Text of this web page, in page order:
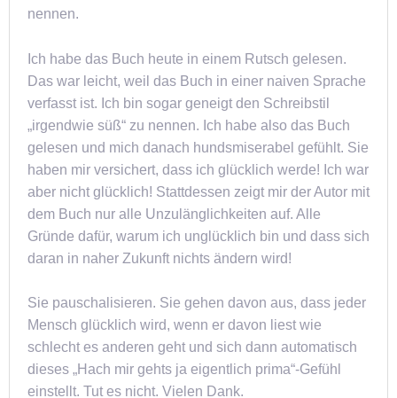
nennen.
Ich habe das Buch heute in einem Rutsch gelesen.
Das war leicht, weil das Buch in einer naiven Sprache
verfasst ist. Ich bin sogar geneigt den Schreibstil
„irgendwie süß“ zu nennen. Ich habe also das Buch
gelesen und mich danach hundsmiserabel gefühlt. Sie
haben mir versichert, dass ich glücklich werde! Ich war
aber nicht glücklich! Stattdessen zeigt mir der Autor mit
dem Buch nur alle Unzulänglichkeiten auf. Alle
Gründe dafür, warum ich unglücklich bin und dass sich
daran in naher Zukunft nichts ändern wird!
Sie pauschalisieren. Sie gehen davon aus, dass jeder
Mensch glücklich wird, wenn er davon liest wie
schlecht es anderen geht und sich dann automatisch
dieses „Hach mir gehts ja eigentlich prima“-Gefühl
einstellt. Tut es nicht. Vielen Dank.